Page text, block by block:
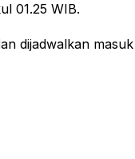
01.25 WIB.
dijadwalkan